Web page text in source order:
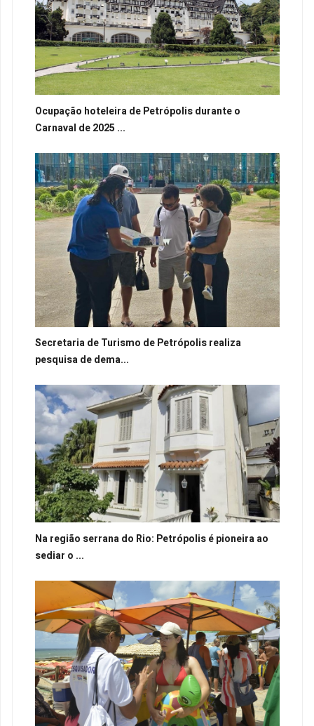
Ocupação hoteleira de Petrópolis durante o
Carnaval de 2025 ...
Secretaria de Turismo de Petrópolis realiza
pesquisa de dema...
Na região serrana do Rio: Petrópolis é pioneira ao
sediar o ...